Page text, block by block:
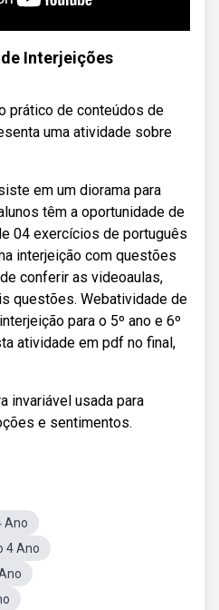
Interjeições
prático de conteúdos de
uma atividade sobre
em um diorama para
têm a oportunidade de
04 exercícios de português
interjeição com questões
conferir as videoaulas,
questões. Webatividade de
para o 5º ano e 6º
atividade em pdf no final,
invariável usada para
e sentimentos.
Ano
4 Ano